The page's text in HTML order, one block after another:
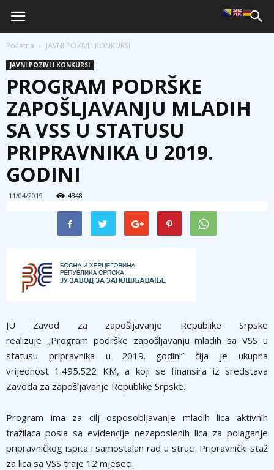
Početna JAVNI POZIVI I KONKURSI
JAVNI POZIVI I KONKURSI
PROGRAM PODRŠKE
ZAPOŠLJAVANJU MLADIH
SA VSS U STATUSU
PRIPRAVNIKA U 2019.
GODINI
11/04/2019 4348
JU Zavod za zapošljavanje Republike Srpske
realizuje „Program podrške zapošljavanju mladih sa VSS u
statusu pripravnika u 2019. godini” čija je ukupna
vrijednost 1.495.522 KM, a koji se finansira iz sredstava
Zavoda za zapošljavanje Republike Srpske.
Program ima za cilj osposobljavanje mladih lica aktivnih
tražilaca posla sa evidencije nezaposlenih lica za polaganje
pripravničkog ispita i samostalan rad u struci. Pripravnički staž
za lica sa VSS traje 12 mjeseci.